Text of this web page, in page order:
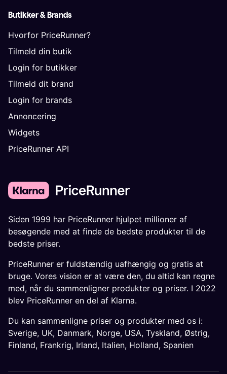
Butikker & Brands
Hvorfor PriceRunner?
Tilmeld din butik
Login for butikker
Tilmeld dit brand
Login for brands
Annoncering
Widgets
PriceRunner API
Siden 1999 har PriceRunner hjulpet millioner af
besøgende med at finde de bedste produkter til de
bedste priser.
PriceRunner er fuldstændig uafhængig og gratis at
bruge. Vores vision er at være den, du altid kan regne
med, når du sammenligner produkter og priser. I 2022
blev PriceRunner en del af Klarna.
Du kan sammenligne priser og produkter med os i:
Sverige, UK, Danmark, Norge, USA, Tyskland, Østrig,
Finland, Frankrig, Irland, Italien, Holland, Spanien